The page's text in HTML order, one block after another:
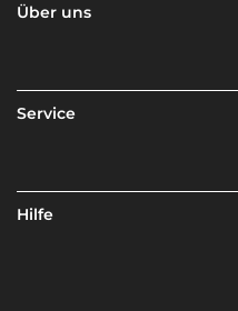
Über uns
Service
Hilfe